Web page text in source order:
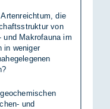
die
von
und Makrofauna im
in weniger
und